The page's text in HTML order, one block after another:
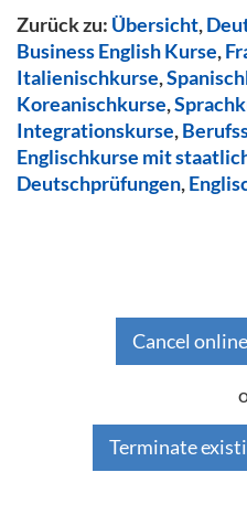
Zurück zu: Übersicht,
Business English Kurse,
Italienischkurse,
Koreanischkurse,
Integrationskurse,
Englischkurse mit
Deutschprüfungen,
Cancel
Terminate